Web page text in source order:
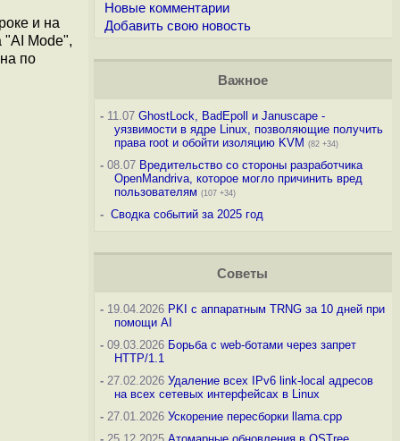
и на
"AI Mode",
по
Новые комментарии
Добавить свою новость
Важное
-11.07 GhostLock, BadEpoll и Januscape -
уязвимости в ядре Linux, позволяющие получить
права root и обойти изоляцию KVM (82 +34)
-08.07 Вредительство со стороны разработчика
OpenMandriva, которое могло причинить вред
пользователям (107 +34)
- Сводка событий за 2025 год
Советы
-19.04.2026 PKI с аппаратным TRNG за 10 дней при
помощи AI
-09.03.2026 Борьба с web-ботами через запрет
HTTP/1.1
-27.02.2026 Удаление всех IPv6 link-local адресов
на всех сетевых интерфейсах в Linux
-27.01.2026 Ускорение пересборки llama.cpp